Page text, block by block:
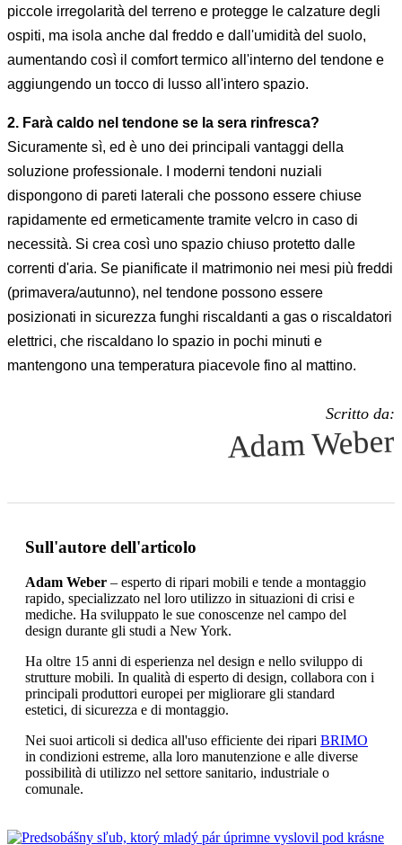
piccole irregolarità del terreno e protegge le calzature degli
ospiti, ma isola anche dal freddo e dall'umidità del suolo,
aumentando così il comfort termico all'interno del tendone e
aggiungendo un tocco di lusso all'intero spazio.
2. Farà caldo nel tendone se la sera rinfresca?
Sicuramente sì, ed è uno dei principali vantaggi della
soluzione professionale. I moderni tendoni nuziali
dispongono di pareti laterali che possono essere chiuse
rapidamente ed ermeticamente tramite velcro in caso di
necessità. Si crea così uno spazio chiuso protetto dalle
correnti d'aria. Se pianificate il matrimonio nei mesi più freddi
(primavera/autunno), nel tendone possono essere
posizionati in sicurezza funghi riscaldanti a gas o riscaldatori
elettrici, che riscaldano lo spazio in pochi minuti e
mantengono una temperatura piacevole fino al mattino.
Scritto da:
Adam Weber
Sull'autore dell'articolo
Adam Weber – esperto di ripari mobili e tende a montaggio
rapido, specializzato nel loro utilizzo in situazioni di crisi e
mediche. Ha sviluppato le sue conoscenze nel campo del
design durante gli studi a New York.
Ha oltre 15 anni di esperienza nel design e nello sviluppo di
strutture mobili. In qualità di esperto di design, collabora con i
principali produttori europei per migliorare gli standard
estetici, di sicurezza e di montaggio.
Nei suoi articoli si dedica all'uso efficiente dei ripari BRIMO
in condizioni estreme, alla loro manutenzione e alle diverse
possibilità di utilizzo nel settore sanitario, industriale o
comunale.